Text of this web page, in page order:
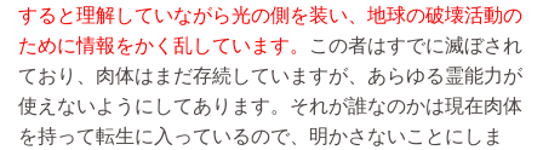
すると理解していながら光の側を装い、地球の破壊活動の
ために情報をかく乱しています。
この者はすでに滅ぼされ
ており、肉体はまだ存続していますが、あらゆる霊能力が
使えないようにしてあります。それが誰なのかは現在肉体
を持って転生に入っているので、明かさないことにしま